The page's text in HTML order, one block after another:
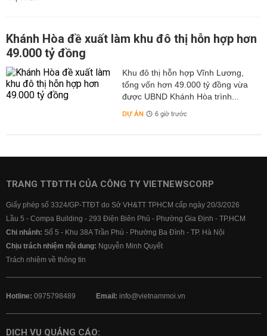
Khánh Hòa đề xuất làm khu đô thị hỗn hợp hơn
49.000 tỷ đồng
Khu đô thị hỗn hợp Vĩnh Lương,
tổng vốn hơn 49.000 tỷ đồng vừa
được UBND Khánh Hòa trình...
DỰ ÁN 6 giờ trước
TRANG TTĐTTH CỦA CÔNG TY VIETNEWSCORP
Giấy phép số 3324/GP-TTĐT do Sở VH&TT TPHCM cấp ngày 20/3/2026
Lầu 5 - Compa Building - 293 Điện Biên Phủ - Phường Gia Định - TP.HCM
Chi nhánh: Số 5 - Khu 38A Trần Phú - Phường Ba Đình - TP. Hà Nội
Chịu trách nhiệm nội dung: Nguyễn Minh Quyết
Trách nhiệm về thông tin
Hotline: 0975798489 Email: info@vietnammoi.vn
DỊCH VỤ QUẢNG CÁO: